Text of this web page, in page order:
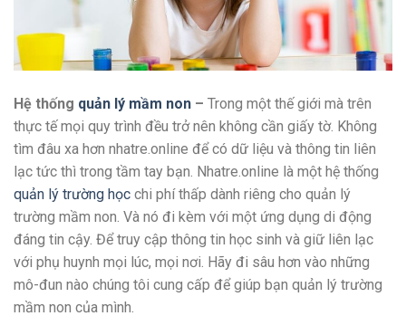
Hệ thống quản lý mầm non – Trong một thế giới mà trên
thực tế mọi quy trình đều trở nên không cần giấy tờ. Không
tìm đâu xa hơn nhatre.online để có dữ liệu và thông tin liên
lạc tức thì trong tầm tay bạn. Nhatre.online là một hệ thống
quản lý trường học chi phí thấp dành riêng cho quản lý
trường mầm non. Và nó đi kèm với một ứng dụng di động
đáng tin cậy. Để truy cập thông tin học sinh và giữ liên lạc
với phụ huynh mọi lúc, mọi nơi. Hãy đi sâu hơn vào những
mô-đun nào chúng tôi cung cấp để giúp bạn quản lý trường
mầm non của mình.